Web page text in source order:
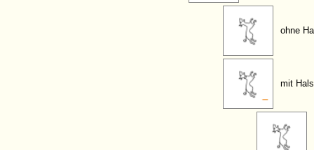
ohne
mit